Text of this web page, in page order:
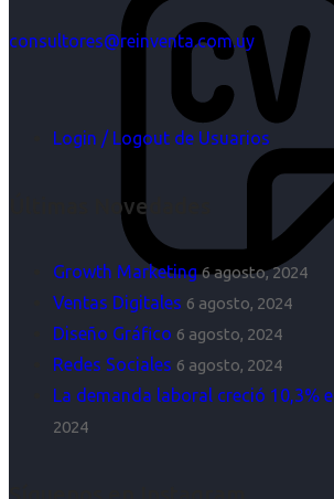
consultores@reinventa.com.uy
Login / Logout de Usuarios
Últimas Novedades
Growth Marketing 6 agosto, 2024
Ventas Digitales 6 agosto, 2024
Diseño Gráfico 6 agosto, 2024
Redes Sociales 6 agosto, 2024
La demanda laboral creció 10,3%
2024